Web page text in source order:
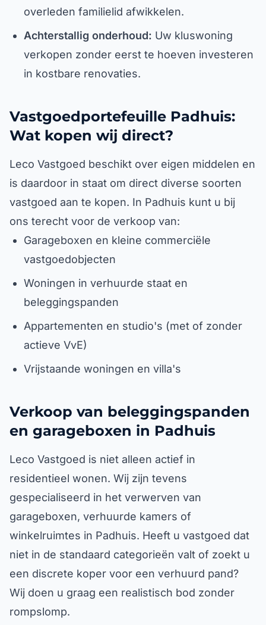
overleden familielid afwikkelen.
Achterstallig onderhoud: Uw kluswoning
verkopen zonder eerst te hoeven investeren
in kostbare renovaties.
Vastgoedportefeuille Padhuis:
Wat kopen wij direct?
Leco Vastgoed beschikt over eigen middelen en
is daardoor in staat om direct diverse soorten
vastgoed aan te kopen. In Padhuis kunt u bij
ons terecht voor de verkoop van:
Garageboxen en kleine commerciële
vastgoedobjecten
Woningen in verhuurde staat en
beleggingspanden
Appartementen en studio's (met of zonder
actieve VvE)
Vrijstaande woningen en villa's
Verkoop van beleggingspanden
en garageboxen in Padhuis
Leco Vastgoed is niet alleen actief in
residentieel wonen. Wij zijn tevens
gespecialiseerd in het verwerven van
garageboxen, verhuurde kamers of
winkelruimtes in Padhuis. Heeft u vastgoed dat
niet in de standaard categorieën valt of zoekt u
een discrete koper voor een verhuurd pand?
Wij doen u graag een realistisch bod zonder
rompslomp.